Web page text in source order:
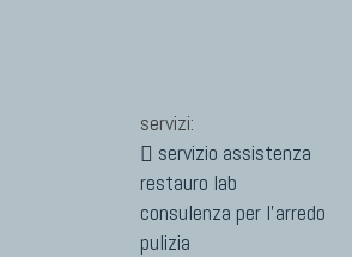
servizi:
servizio assistenza
restauro lab
consulenza per l'arredo
pulizia